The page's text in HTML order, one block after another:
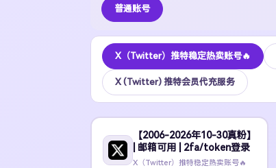
普通账号
X（Twitter）推特稳定热卖账号🔥
X (Twitter) 推特会员代充服务
【2006-2026年10-30真粉】
| 邮箱可用 | 2fa/token登录
X（Twitter）推特稳定热卖账号🔥